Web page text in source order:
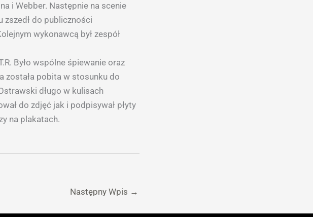
i Webber. Następnie na scenie
zszedł do publiczności
wykonawcą był zespół
Było wspólne śpiewanie oraz
została pobita w stosunku do
długo w kulisach
do zdjęć jak i podpisywał płyty
na plakatach.
Następny Wpis →